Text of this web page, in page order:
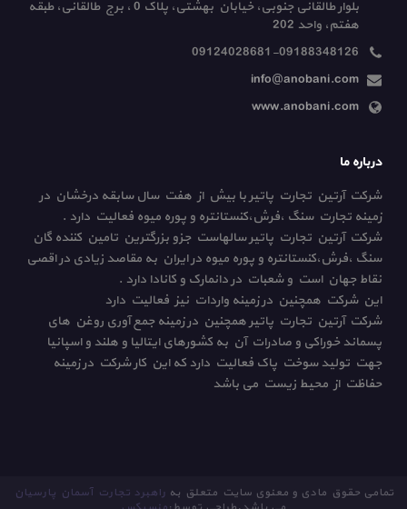
بلوار طالقانی جنوبی، خیابان بهشتی، پلاک 0 ، برج طالقانی، طبقه
هفتم، واحد 202
09124028681-09188348126
info@anobani.com
www.anobani.com
درباره ما
شرکت آرتین تجارت پاتیر با بیش از هفت سال سابقه درخشان در
زمینه تجارت سنگ ،فرش،کنستانتره و پوره میوه فعالیت دارد .
شرکت آرتین تجارت پاتیر سالهاست جزو بزرگترین تامین کننده گان
سنگ ،فرش،کنستانتره و پوره میوه در ایران به مقاصد زیادی در اقصی
نقاط جهان است و شعبات در دانمارک و کانادا دارد .
این شرکت همچنین در زمینه واردات نیز فعالیت دارد
شرکت آرتین تجارت پاتیر همچنین در زمینه جمع آوری روغن های
پسماند خوراکی و صادرات آن به کشورهای ایتالیا و هلند و اسپانیا
جهت تولید سوخت پاک فعالیت دارد که این کار شرکت در زمینه
حفاظت از محیط زیست می باشد
تمامی حقوق مادی و معنوی سایت متعلق به راهبرد تجارت آسمان پارسیان